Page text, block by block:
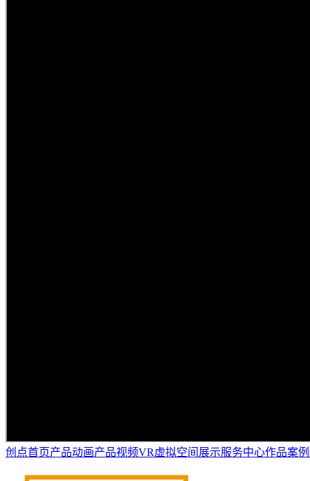
创点首页产品动画产品视频VR虚拟空间展示服务中心作品案例